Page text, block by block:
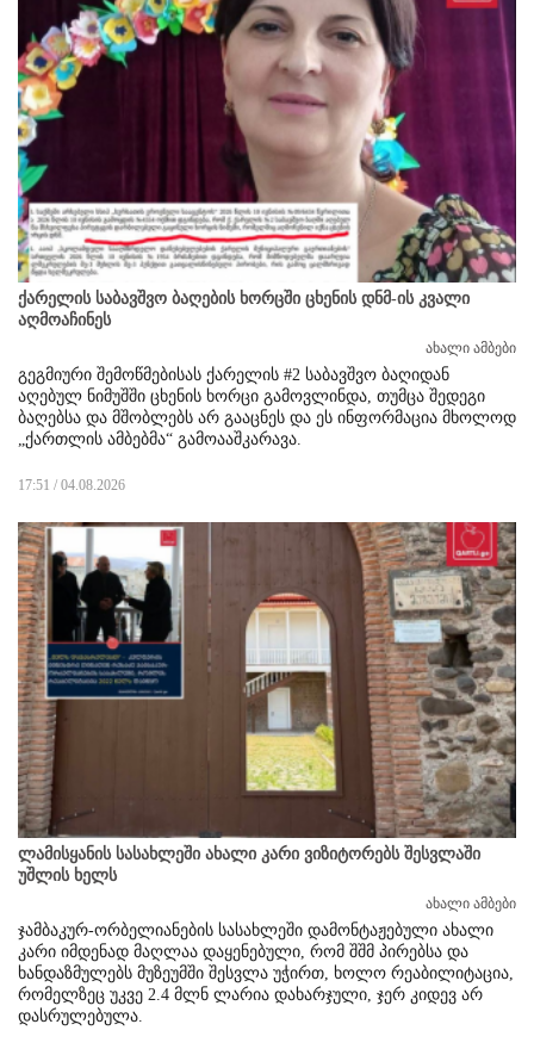
ქარელის საბავშვო ბაღების ხორცში ცხენის დნმ-ის კვალი
აღმოაჩინეს
ახალი ამბები
გეგმიური შემოწმებისას ქარელის #2 საბავშვო ბაღიდან
აღებულ ნიმუშში ცხენის ხორცი გამოვლინდა, თუმცა შედეგი
ბაღებსა და მშობლებს არ გააცნეს და ეს ინფორმაცია მხოლოდ
„ქართლის ამბებმა“ გამოააშკარავა.
17:51 / 04.08.2026
ლამისყანის სასახლეში ახალი კარი ვიზიტორებს შესვლაში
უშლის ხელს
ახალი ამბები
ჯამბაკურ-ორბელიანების სასახლეში დამონტაჟებული ახალი
კარი იმდენად მაღლაა დაყენებული, რომ შშმ პირებსა და
ხანდაზმულებს მუზეუმში შესვლა უჭირთ, ხოლო რეაბილიტაცია,
რომელზეც უკვე 2.4 მლნ ლარია დახარჯული, ჯერ კიდევ არ
დასრულებულა.